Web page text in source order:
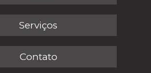
Serviços
Contato